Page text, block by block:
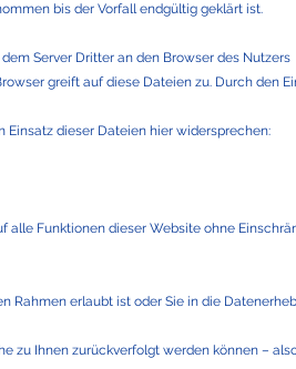
bis der Vorfall endgültig geklärt ist.
Server Dritter an den Browser des Nutzers
greift auf diese Dateien zu. Durch den
Einsatz dieser Dateien hier widersprechen:
alle Funktionen dieser Website ohne
Rahmen erlaubt ist oder Sie in die
zu Ihnen zurückverfolgt werden können –